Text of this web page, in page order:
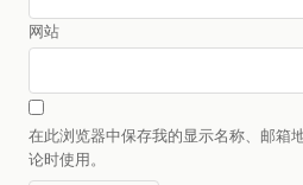
网站
在此浏览器中保存我的显示名称、邮箱
论时使用。